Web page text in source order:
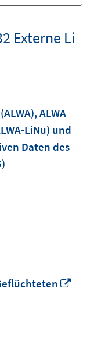
Externe Li
ALWA
LiNu) und
Daten des